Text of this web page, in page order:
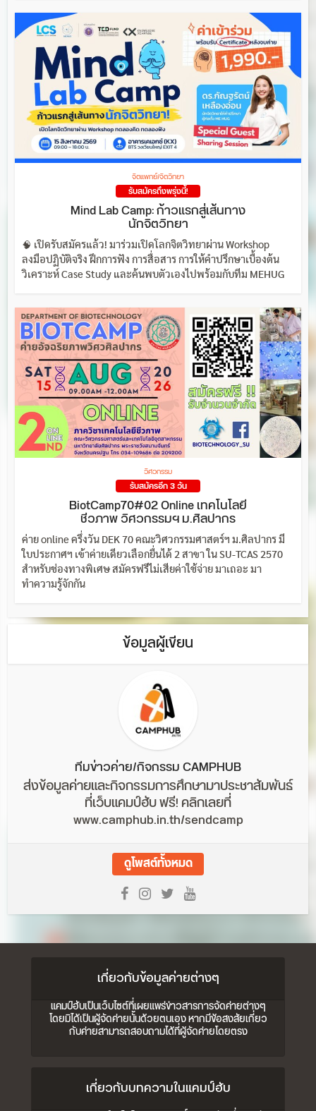
จิตแพทย์/จิตวิทยา
รับสมัครถึงพรุ่งนี้!
Mind Lab Camp: ก้าวแรกสู่เส้นทาง
นักจิตวิทยา
🧠 เปิดรับสมัครแล้ว! มาร่วมเปิดโลกจิตวิทยาผ่าน Workshop
ลงมือปฏิบัติจริง ฝึกการฟัง การสื่อสาร การให้คำปรึกษาเบื้องต้น
วิเคราะห์ Case Study และค้นพบตัวเองไปพร้อมกับทีม MEHUG
วิศวกรรม
รับสมัครอีก 3 วัน
BiotCamp70#02 Online เทคโนโลยี
ชีวภาพ วิศวกรรมฯ ม.ศิลปากร
ค่าย online ครึ่งวัน DEK 70 คณะวิศวกรรมศาสตร์ฯ ม.ศิลปากร มี
ใบประกาศฯ เข้าค่ายเดียวเลือกยื่นได้ 2 สาขา ใน SU-TCAS 2570
สำหรับช่องทางพิเศษ สมัครฟรีไม่เสียค่าใช้จ่าย มาเถอะ มา
ทำความรู้จักกัน
ข้อมูลผู้เขียน
ทีมข่าวค่าย/กิจกรรม CAMPHUB
ส่งข้อมูลค่ายและกิจกรรมการศึกษามาประชาสัมพันธ์
ที่เว็บแคมป์ฮับ ฟรี! คลิกเลยที่
www.camphub.in.th/sendcamp
ดูโพสต์ทั้งหมด
เกี่ยวกับข้อมูลค่ายต่างๆ
แคมป์ฮับเป็นเว็บไซต์ที่เผยแพร่ข่าวสารการจัดค่ายต่างๆ
โดยมิได้เป็นผู้จัดค่ายนั้นด้วยตนเอง หากมีข้อสงสัยเกี่ยว
กับค่ายสามารถสอบถามได้ที่ผู้จัดค่ายโดยตรง
เกี่ยวกับบทความในแคมป์ฮับ